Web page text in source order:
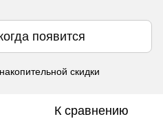
появится
скидки
К сравнению